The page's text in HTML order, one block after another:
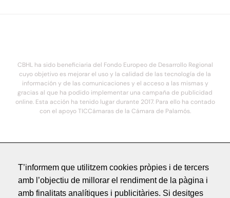
CBHL ha sido beneficiaria del Fondo Europeo de Desarrollo Regional
cuyo objetivo es mejorar el uso y la calidad de las tecnología de la
información y de las comunicaciones y el acceso a las mismas y
gracias al que ha podido implementar una campaña de publicidad
online. Esta acción ha tenido lugar durante 2017. Para ello ha contado
con el apoyo TICCámaras de la Cámara de Palamós.
Política de Privacitat
T’informem que utilitzem cookies pròpies i de tercers
amb l’objectiu de millorar el rendiment de la pàgina i
amb finalitats analítiques i publicitàries. Si desitges